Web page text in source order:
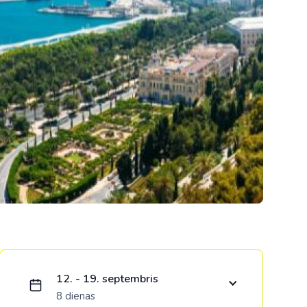
Kolumbija
Kostarika
Meksika
Panama
Ielādējam piedāvājumu...
12. - 19. septembris
8 dienas